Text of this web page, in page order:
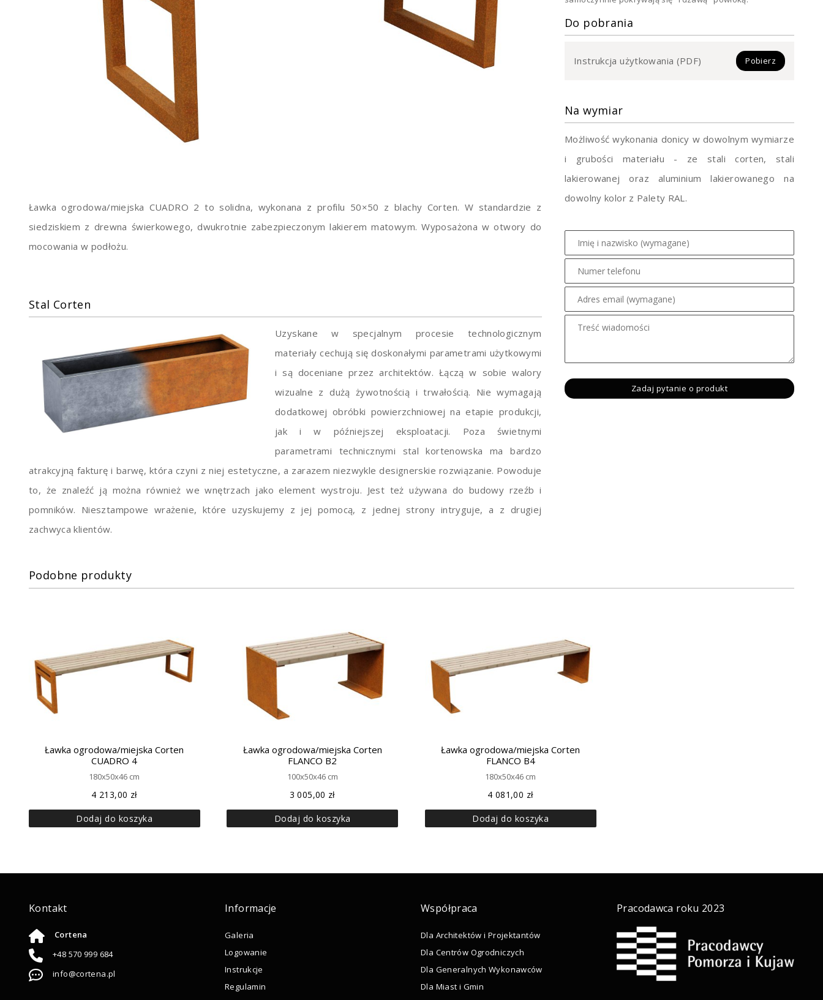
Ławka ogrodowa/miejska CUADRO 2 to solidna, wykonana z profilu 50×50 z blachy Corten. W standardzie z
siedziskiem z drewna świerkowego, dwukrotnie zabezpieczonym lakierem matowym. Wyposażona w otwory do
mocowania w podłożu.
Stal Corten
Uzyskane w specjalnym procesie technologicznym
materiały cechują się doskonałymi parametrami użytkowymi
i są doceniane przez architektów. Łączą w sobie walory
wizualne z dużą żywotnością i trwałością. Nie wymagają
dodatkowej obróbki powierzchniowej na etapie produkcji,
jak i w późniejszej eksploatacji. Poza świetnymi
parametrami technicznymi stal kortenowska ma bardzo
atrakcyjną fakturę i barwę, która czyni z niej estetyczne, a zarazem niezwykle designerskie rozwiązanie. Powoduje
to, że znaleźć ją można również we wnętrzach jako element wystroju. Jest też używana do budowy rzeźb i
pomników. Niesztampowe wrażenie, które uzyskujemy z jej pomocą, z jednej strony intryguje, a z drugiej
zachwyca klientów.
Do pobrania
Instrukcja użytkowania (PDF) Pobierz
Na wymiar
Możliwość wykonania donicy w dowolnym wymiarze
i grubości materiału - ze stali corten, stali
lakierowanej oraz aluminium lakierowanego na
dowolny kolor z Palety RAL.
Podobne produkty
Ławka ogrodowa/miejska Corten
CUADRO 4
180x50x46 cm
4 213,00 zł
Dodaj do koszyka
Ławka ogrodowa/miejska Corten
FLANCO B2
100x50x46 cm
3 005,00 zł
Dodaj do koszyka
Ławka ogrodowa/miejska Corten
FLANCO B4
180x50x46 cm
4 081,00 zł
Dodaj do koszyka
Kontakt
Cortena
+48 570 999 684
info@cortena.pl
Informacje
Galeria
Logowanie
Instrukcje
Regulamin
Współpraca
Dla Architektów i Projektantów
Dla Centrów Ogrodniczych
Dla Generalnych Wykonawców
Dla Miast i Gmin
Pracodawca roku 2023